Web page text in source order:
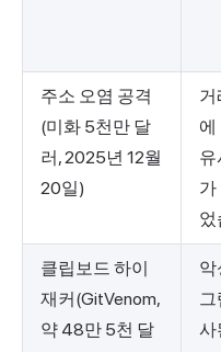
주소 오염 공격
(미화 5천만 달
러, 2025년 12월
20일)
거
에
유
가
었
클립보드 하이
재커(GitVenom,
약 48만 5천 달
악
그
사